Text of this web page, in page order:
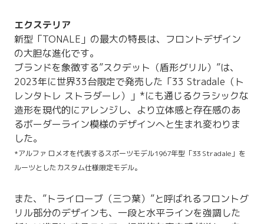
エクステリア
新型「TONALE」の最大の特長は、フロントデザイン
の大胆な進化です。
ブランドを象徴する”スクデット（盾形グリル）”は、
2023年に世界33台限定で発売した「33 Stradale（ト
レンタトレ ストラダーレ）」*にも通じるクラシックな
造形を現代的にアレンジし、より立体感と存在感のあ
るボーダーライン模様のデザインへと生まれ変わりま
した。
*アルファ ロメオを代表するスポーツモデル1967年型「33 Stradale」を
ルーツとしたカスタム仕様限定モデル。
また、”トライローブ（三つ葉）”と呼ばれるフロントグ
リル部分のデザインも、一段と水平ラインを強調した